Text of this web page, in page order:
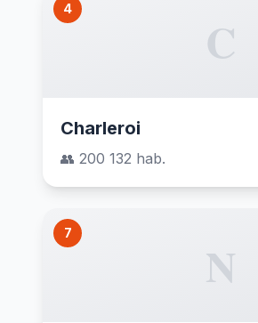
4
C
Charleroi
👥 200 132 hab.
7
N